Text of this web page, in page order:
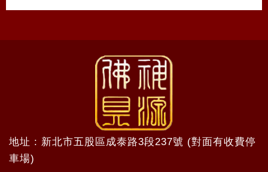
地址 : 新北市五股區成泰路3段237號 (對面有收費停
車場)